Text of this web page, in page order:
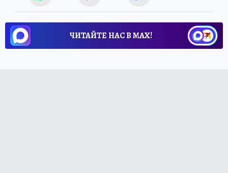
ЧИТАЙТЕ НАС В МАХ!